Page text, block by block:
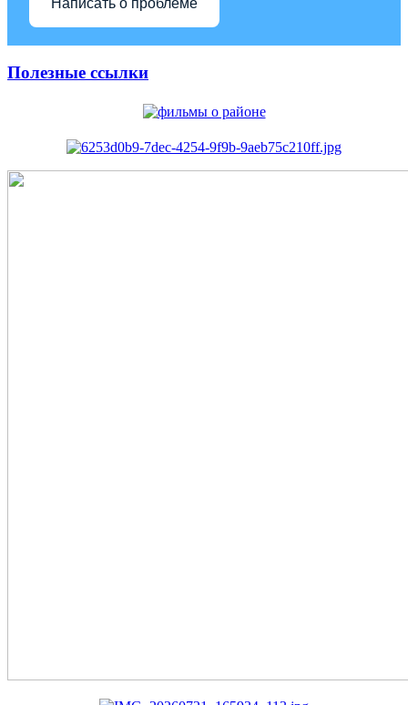
Написать о проблеме
Полезные ссылки